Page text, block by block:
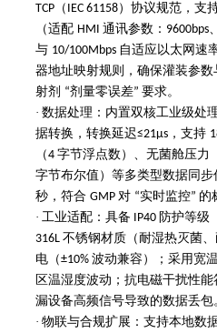
TCP （ IEC 61158）协议规范，支
（适配 HMI 通讯参数： 9600bps
与 10/100Mbps 自适应以太网速
器地址映射规则，确保灌装参
射剂 “剂量零误差” 要求。
· 数据处理：内置双核工业级处
据转换，转换延迟≤21μs ，支持
（4 字节浮点数）、无菌舱压力
字节布尔值）等多类型数据同
秒，符合 GMP 对 “实时监控” 的
· 工业适配：具备 IP40 防护等级
316L 不锈钢材质（耐湿热灭菌
电（±10% 波动兼容）；采用宽
区温湿度波动；抗电磁干扰性能
漏设备高频信号导致的数据丢包
· 物联与合规扩展：支持本地数